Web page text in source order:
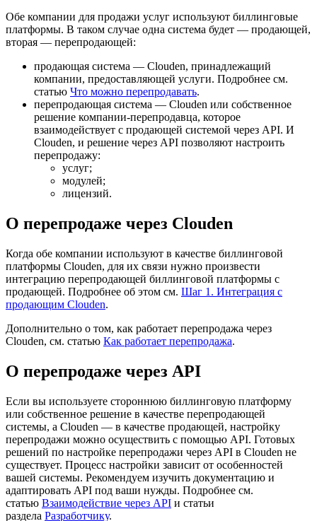
Обе компании для продажи услуг используют биллинговые
платформы. В таком случае одна система будет — продающей,
вторая — перепродающей:
продающая система — Clouden, принадлежащий
компании, предоставляющей услуги. Подробнее см.
статью Что можно перепродавать.
перепродающая система — Clouden или собственное
решение компании-перепродавца, которое
взаимодействует с продающей системой через API. И
Clouden, и решение через API позволяют настроить
перепродажу:
услуг;
модулей;
лицензий.
О перепродаже через Clouden
Когда обе компании используют в качестве биллинговой
платформы Clouden, для их связи нужно произвести
интеграцию перепродающей биллинговой платформы с
продающей. Подробнее об этом см. Шаг 1. Интеграция с
продающим Clouden.
Дополнительно о том, как работает перепродажа через
Clouden, см. статью Как работает перепродажа.
О перепродаже через API
Если вы используете стороннюю биллинговую платформу
или собственное решение в качестве перепродающей
системы, а Clouden — в качестве продающей, настройку
перепродажи можно осуществить с помощью API. Готовых
решений по настройке перепродажи через API в Clouden не
существует. Процесс настройки зависит от особенностей
вашей системы. Рекомендуем изучить документацию и
адаптировать API под ваши нужды. Подробнее см.
статью Взаимодействие через API и статьи
раздела Разработчику.